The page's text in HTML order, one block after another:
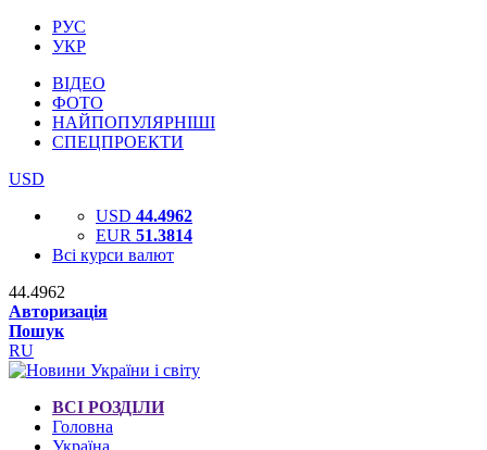
РУС
УКР
ВІДЕО
ФОТО
НАЙПОПУЛЯРНІШІ
СПЕЦПРОЕКТИ
USD
USD 44.4962
EUR 51.3814
Всі курси валют
44.4962
Авторизація
Пошук
RU
ВСІ РОЗДІЛИ
Головна
Україна